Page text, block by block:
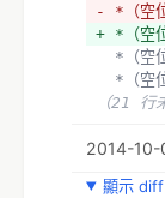
- *（空位
+ *（空
*（空
*（空
（21 行
2014-
顯示 diff